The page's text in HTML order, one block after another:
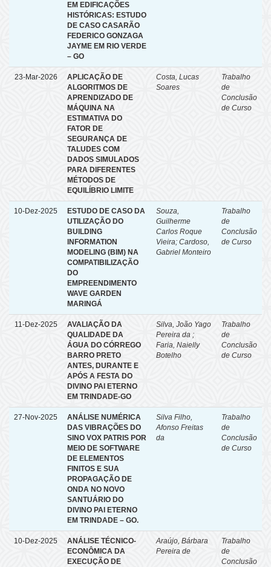
EM EDIFICAÇÕES
HISTÓRICAS: ESTUDO
DE CASO CASARÃO
FEDERICO GONZAGA
JAYME EM RIO VERDE
– GO
23-Mar-2026
APLICAÇÃO DE
ALGORITMOS DE
APRENDIZADO DE
MÁQUINA NA
ESTIMATIVA DO
FATOR DE
SEGURANÇA DE
TALUDES COM
DADOS SIMULADOS
PARA DIFERENTES
MÉTODOS DE
EQUILÍBRIO LIMITE
Costa, Lucas
Soares
Trabalho
de
Conclusão
de Curso
10-Dez-2025
ESTUDO DE CASO DA
UTILIZAÇÃO DO
BUILDING
INFORMATION
MODELING (BIM) NA
COMPATIBILIZAÇÃO
DO
EMPREENDIMENTO
WAVE GARDEN
MARINGÁ
Souza,
Guilherme
Carlos Roque
Vieira; Cardoso,
Gabriel Monteiro
Trabalho
de
Conclusão
de Curso
11-Dez-2025
AVALIAÇÃO DA
QUALIDADE DA
ÁGUA DO CÓRREGO
BARRO PRETO
ANTES, DURANTE E
APÓS A FESTA DO
DIVINO PAI ETERNO
EM TRINDADE-GO
Silva, João Yago
Pereira da ;
Faria, Naielly
Botelho
Trabalho
de
Conclusão
de Curso
27-Nov-2025
ANÁLISE NUMÉRICA
DAS VIBRAÇÕES DO
SINO VOX PATRIS POR
MEIO DE SOFTWARE
DE ELEMENTOS
FINITOS E SUA
PROPAGAÇÃO DE
ONDA NO NOVO
SANTUÁRIO DO
DIVINO PAI ETERNO
EM TRINDADE – GO.
Silva Filho,
Afonso Freitas
da
Trabalho
de
Conclusão
de Curso
10-Dez-2025
ANÁLISE TÉCNICO-
ECONÔMICA DA
EXECUÇÃO DE
Araújo, Bárbara
Pereira de
Trabalho
de
Conclusão